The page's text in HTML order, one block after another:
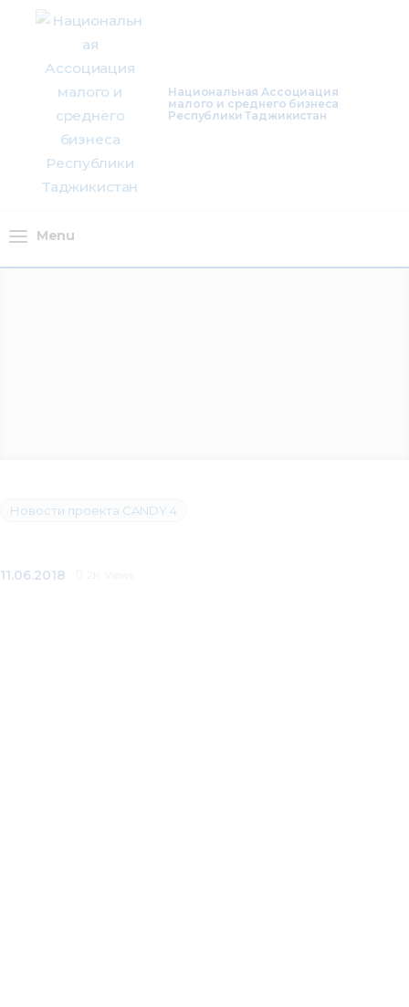
Национальная Ассоциация
малого и среднего бизнеса
Республики Таджикистан
Menu
О нас
Деятельность
Проекты
Членство
Инфоресурсы
Новости проекта CANDY 4
11.06.2018